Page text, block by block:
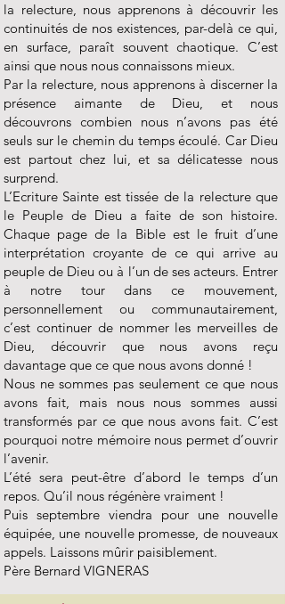
la relecture, nous apprenons à découvrir les
continuités de nos existences, par-delà ce qui,
en surface, paraît souvent chaotique. C’est
ainsi que nous nous connaissons mieux.
Par la relecture, nous apprenons à discerner la
présence aimante de Dieu, et nous
découvrons combien nous n’avons pas été
seuls sur le chemin du temps écoulé. Car Dieu
est partout chez lui, et sa délicatesse nous
surprend.
L’Ecriture Sainte est tissée de la relecture que
le Peuple de Dieu a faite de son histoire.
Chaque page de la Bible est le fruit d’une
interprétation croyante de ce qui arrive au
peuple de Dieu ou à l’un de ses acteurs. Entrer
à notre tour dans ce mouvement,
personnellement ou communautairement,
c’est continuer de nommer les merveilles de
Dieu, découvrir que nous avons reçu
davantage que ce que nous avons donné !
Nous ne sommes pas seulement ce que nous
avons fait, mais nous nous sommes aussi
transformés par ce que nous avons fait. C’est
pourquoi notre mémoire nous permet d’ouvrir
l’avenir.
L’été sera peut-être d’abord le temps d’un
repos. Qu’il nous régénère vraiment !
Puis septembre viendra pour une nouvelle
équipée, une nouvelle promesse, de nouveaux
appels. Laissons mûrir paisiblement.
Père Bernard VIGNERAS